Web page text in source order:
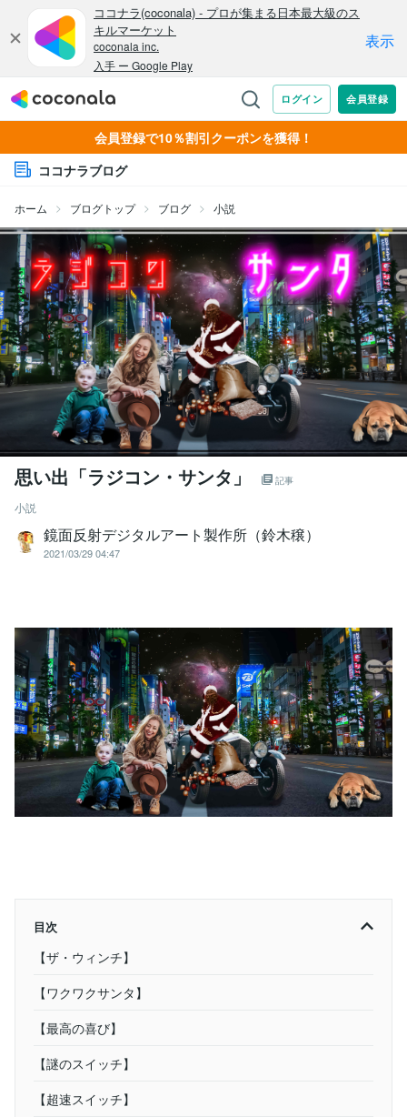
会員登録で10％割引クーポンを獲得！
ココナラブログ
ホーム ブログトップ ブログ 小説
思い出「ラジコン・サンタ」 記事
小説
鏡面反射デジタルアート製作所（鈴木穣）
2021/03/29 04:47
目次
【ザ・ウィンチ】
【ワクワクサンタ】
【最高の喜び】
【謎のスイッチ】
【超速スイッチ】